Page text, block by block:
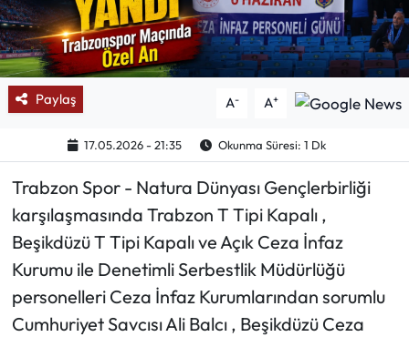
Paylaş A- A+
17.05.2026 - 21:35 Okunma Süresi: 1 Dk
Trabzon Spor - Natura Dünyası Gençlerbirliği
karşılaşmasında Trabzon T Tipi Kapalı ,
Beşikdüzü T Tipi Kapalı ve Açık Ceza İnfaz
Kurumu ile Denetimli Serbestlik Müdürlüğü
personelleri Ceza İnfaz Kurumlarından sorumlu
Cumhuriyet Savcısı Ali Balcı , Beşikdüzü Ceza
Karikatür Galeri
BIK
ASTROLOJİ
Spor Yazıları
Mektup Galeri
Sağlık